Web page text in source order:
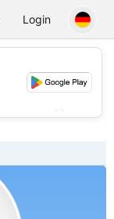
Login